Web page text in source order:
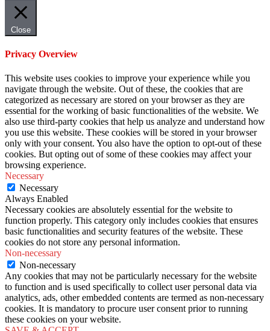
Close
Privacy Overview
This website uses cookies to improve your experience while you
navigate through the website. Out of these, the cookies that are
categorized as necessary are stored on your browser as they are
essential for the working of basic functionalities of the website. We
also use third-party cookies that help us analyze and understand how
you use this website. These cookies will be stored in your browser
only with your consent. You also have the option to opt-out of these
cookies. But opting out of some of these cookies may affect your
browsing experience.
Necessary
Necessary
Always Enabled
Necessary cookies are absolutely essential for the website to
function properly. This category only includes cookies that ensures
basic functionalities and security features of the website. These
cookies do not store any personal information.
Non-necessary
Non-necessary
Any cookies that may not be particularly necessary for the website
to function and is used specifically to collect user personal data via
analytics, ads, other embedded contents are termed as non-necessary
cookies. It is mandatory to procure user consent prior to running
these cookies on your website.